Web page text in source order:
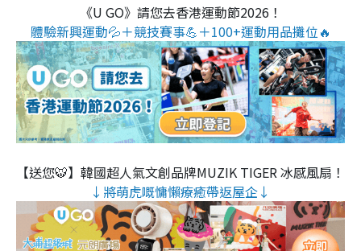
《U GO》請您去香港運動節2026！
體驗新興運動💦＋競技賽事💪＋100+運動用品攤位🔥
【送您🐯】韓國超人氣文創品牌MUZIK TIGER 冰感風扇！
↓將萌虎嘅慵懶療癒帶返屋企↓